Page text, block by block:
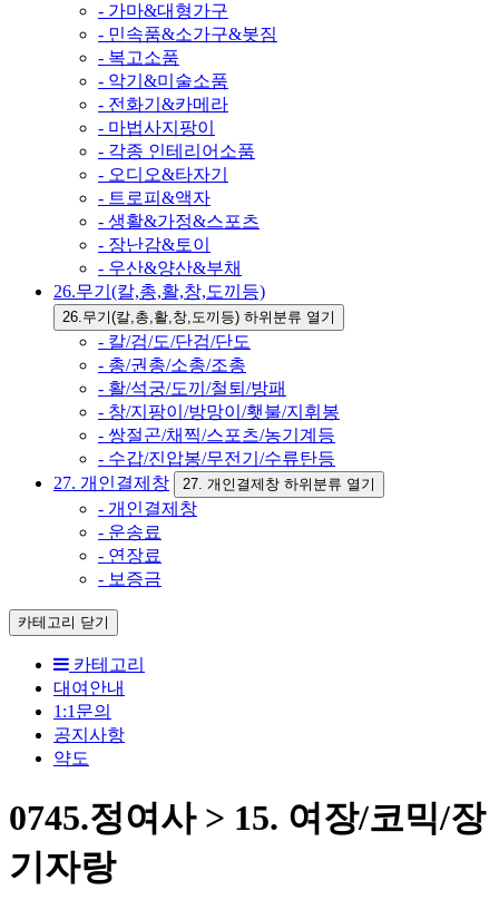
- 가마&대형가구
- 민속품&소가구&봇짐
- 복고소품
- 악기&미술소품
- 전화기&카메라
- 마법사지팡이
- 각종 인테리어소품
- 오디오&타자기
- 트로피&액자
- 생활&가정&스포츠
- 장난감&토이
- 우산&양산&부채
26.무기(칼,총,활,창,도끼등)
26.무기(칼,총,활,창,도끼등) 하위분류 열기
- 칼/검/도/단검/단도
- 총/권총/소총/조총
- 활/석궁/도끼/철퇴/방패
- 창/지팡이/방망이/횃불/지휘봉
- 쌍절곤/채찍/스포츠/농기계등
- 수갑/진압봉/무전기/수류탄등
27. 개인결제창
27. 개인결제창 하위분류 열기
- 개인결제창
- 운송료
- 연장료
- 보증금
카테고리 닫기
카테고리
대여안내
1:1문의
공지사항
약도
0745.정여사 > 15. 여장/코믹/장
기자랑